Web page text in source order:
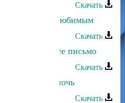
Скачать
- Встреча с любимым
Скачать
- Недошедшее письмо
Скачать
- Снова эта ночь
Скачать